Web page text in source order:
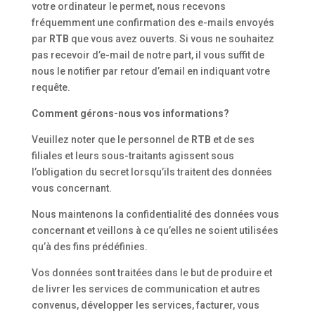
votre ordinateur le permet, nous recevons
fréquemment une confirmation des e-mails envoyés
par RTB que vous avez ouverts. Si vous ne souhaitez
pas recevoir d’e-mail de notre part, il vous suffit de
nous le notifier par retour d’email en indiquant votre
requête.
Comment gérons-nous vos informations?
Veuillez noter que le personnel de RTB et de ses
filiales et leurs sous-traitants agissent sous
l’obligation du secret lorsqu’ils traitent des données
vous concernant.
Nous maintenons la confidentialité des données vous
concernant et veillons à ce qu’elles ne soient utilisées
qu’à des fins prédéfinies.
Vos données sont traitées dans le but de produire et
de livrer les services de communication et autres
convenus, développer les services, facturer, vous